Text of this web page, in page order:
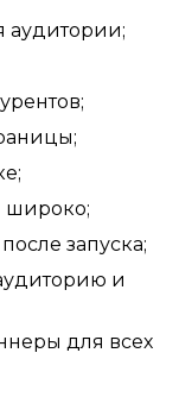
аудитории;
широко;
запуска;
и
для всех